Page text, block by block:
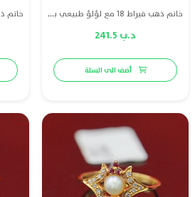
خاتم ذهب قيراط 18 مع لؤلؤ طبيعي بحريني وا الماس
د.ب 241.5
أضف الى السلة